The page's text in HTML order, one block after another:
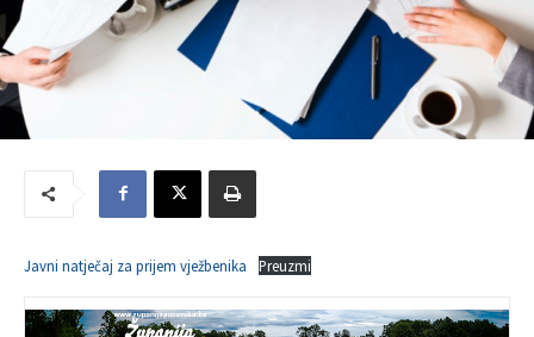
Javni natječaj za prijem vježbenika Preuzmi